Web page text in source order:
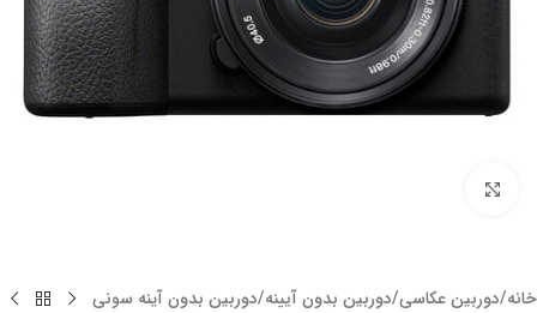
خانه/دوربین عکاسی/دوربین بدون آیینه/دوربین بدون آینه سونی